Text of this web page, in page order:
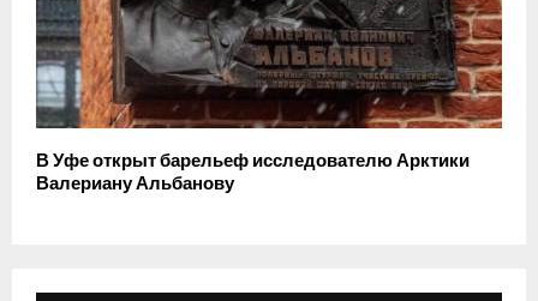
В Уфе открыт барельеф исследователю Арктики
Валериану Альбанову